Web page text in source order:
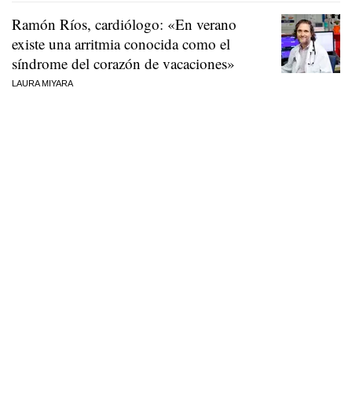
Ramón Ríos, cardiólogo: «En verano
existe una arritmia conocida como el
síndrome del corazón de vacaciones»
LAURA MIYARA